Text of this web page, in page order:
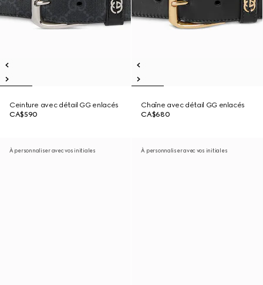
Ceinture avec détail GG enlacés
CA$590
Chaîne avec détail GG enlacés
CA$680
À personnaliser avec vos initiales À personnaliser avec vos initiales